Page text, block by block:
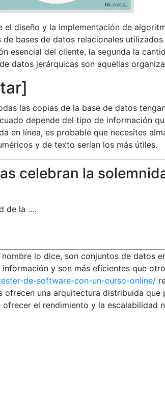
diseño y la implementación de
bases de datos relacionales
esencial del cliente, la segunda la
datos jerárquicas son aquellas
las copias de la base de datos
depende del tipo de información
en línea, es probable que necesites
y de texto serían los más útiles.
celebran la
de la ….
lo dice, son conjuntos de datos
y son más eficientes que
de-software-con-un-curso-online/
una arquitectura distribuida
el rendimiento y la escalabilidad